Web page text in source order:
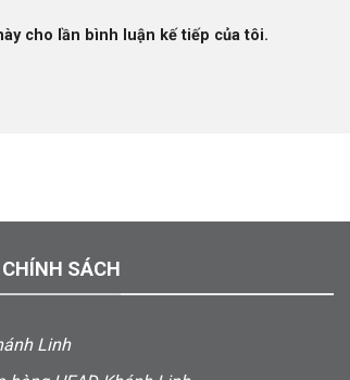
cho lần bình luận kế tiếp của tôi.
SÁCH
Linh